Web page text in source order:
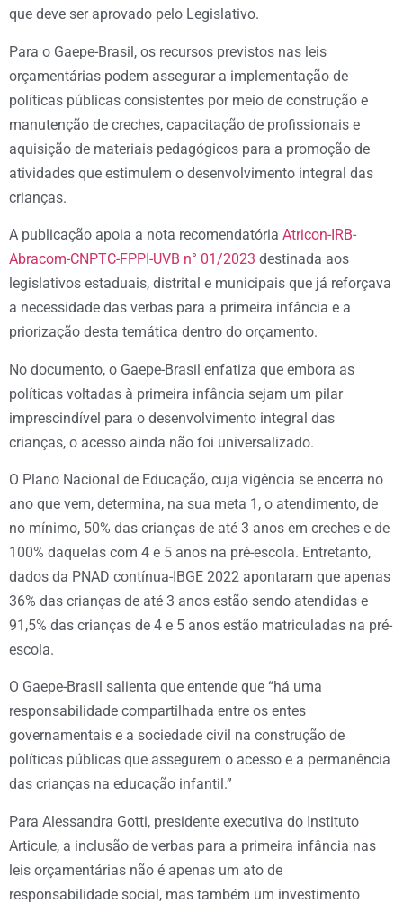
que deve ser aprovado pelo Legislativo.
Para o Gaepe-Brasil, os recursos previstos nas leis
orçamentárias podem assegurar a implementação de
políticas públicas consistentes por meio de construção e
manutenção de creches, capacitação de profissionais e
aquisição de materiais pedagógicos para a promoção de
atividades que estimulem o desenvolvimento integral das
crianças.
A publicação apoia a nota recomendatória Atricon-IRB-
Abracom-CNPTC-FPPI-UVB n° 01/2023 destinada aos
legislativos estaduais, distrital e municipais que já reforçava
a necessidade das verbas para a primeira infância e a
priorização desta temática dentro do orçamento.
No documento, o Gaepe-Brasil enfatiza que embora as
políticas voltadas à primeira infância sejam um pilar
imprescindível para o desenvolvimento integral das
crianças, o acesso ainda não foi universalizado.
O Plano Nacional de Educação, cuja vigência se encerra no
ano que vem, determina, na sua meta 1, o atendimento, de
no mínimo, 50% das crianças de até 3 anos em creches e de
100% daquelas com 4 e 5 anos na pré-escola. Entretanto,
dados da PNAD contínua-IBGE 2022 apontaram que apenas
36% das crianças de até 3 anos estão sendo atendidas e
91,5% das crianças de 4 e 5 anos estão matriculadas na pré-
escola.
O Gaepe-Brasil salienta que entende que “há uma
responsabilidade compartilhada entre os entes
governamentais e a sociedade civil na construção de
políticas públicas que assegurem o acesso e a permanência
das crianças na educação infantil.”
Para Alessandra Gotti, presidente executiva do Instituto
Articule, a inclusão de verbas para a primeira infância nas
leis orçamentárias não é apenas um ato de
responsabilidade social, mas também um investimento